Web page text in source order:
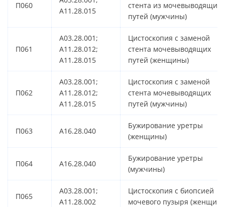
П060
A11.28.015
стента из мочевыводящих
путей (мужчины)
П061
A03.28.001;
A11.28.012;
A11.28.015
Цистоскопия с заменой
стента мочевыводящих
путей (женщины)
П062
A03.28.001;
A11.28.012;
A11.28.015
Цистоскопия с заменой
стента мочевыводящих
путей (мужчины)
П063 A16.28.040
Бужирование уретры
(женщины)
П064 A16.28.040
Бужирование уретры
(мужчины)
П065
A03.28.001;
A11.28.002
Цистоскопия с биопсией
мочевого пузыря